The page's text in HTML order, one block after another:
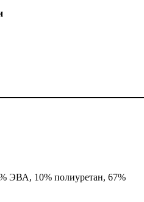
ЭВА, 10% полиуретан, 67%